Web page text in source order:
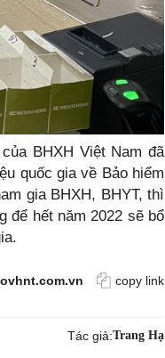
BHXH Việt Nam đã
quốc gia về Bảo hiểm
gia BHXH, BHYT, thì
để hết năm 2022 sẽ bổ
copy link
Tác giả:Trang Hạ